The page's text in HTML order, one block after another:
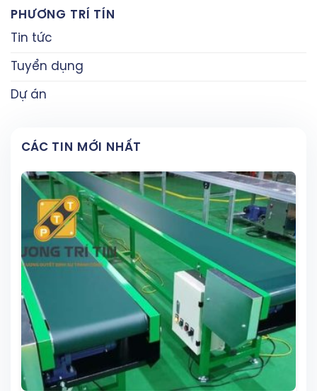
PHƯƠNG TRÍ TÍN
Tin tức
Tuyển dụng
Dự án
CÁC TIN MỚI NHẤT